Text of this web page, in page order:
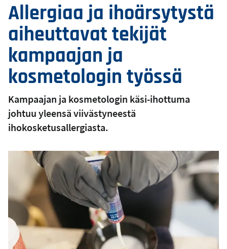
Allergiaa ja ihoärsytystä
aiheuttavat tekijät
kampaajan ja
kosmetologin työssä
Kampaajan ja kosmetologin käsi-ihottuma
johtuu yleensä viivästyneestä
ihokosketusallergiasta.